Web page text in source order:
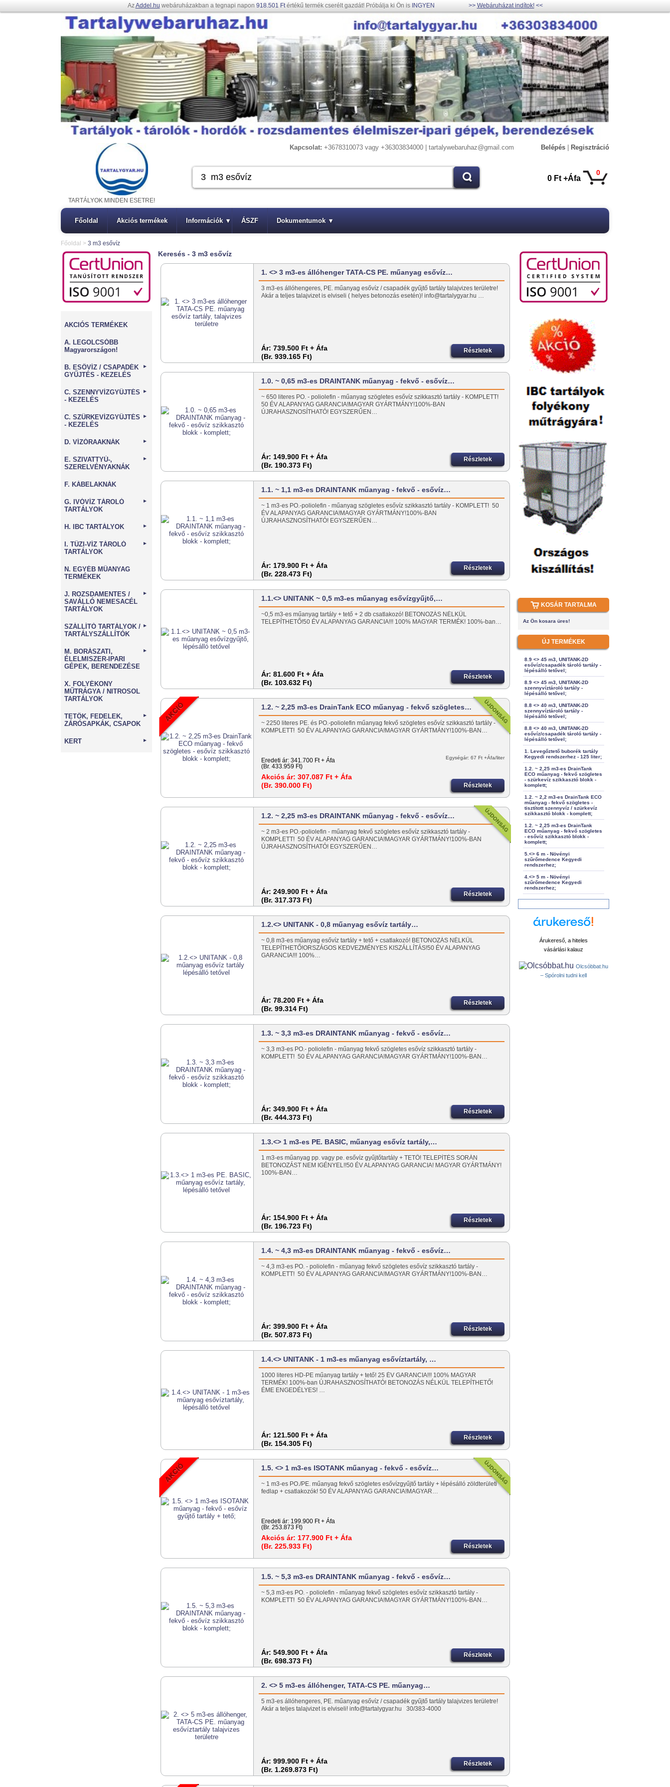
AzAddel.hu webáruházakban a tegnapi napon 918.501 Ftértékű termék cserélt gazdát! Próbálja ki Ön is INGYEN >> Webáruházat indítok!<<
Kapcsolat: +3678310073 vagy +36303834000 | tartalywebaruhaz@gmail.com Belépés Regisztráció
0
0 Ft +Áfa
TARTÁLYOK MINDEN ESETRE!
Főoldal Akciós termékek Információk ▾ ÁSZF Dokumentumok ▾
Főoldal > 3 m3 esővíz
AKCIÓS TERMÉKEK
A. LEGOLCSÓBB
Magyarországon!
B. ESŐVÍZ / CSAPADÉK
GYŰJTÉS - KEZELÉS
►
C. SZENNYVÍZGYŰJTÉS
- KEZELÉS
►
C. SZÜRKEVÍZGYŰJTÉS
- KEZELÉS
►
D. VÍZÓRAAKNÁK ►
E. SZIVATTYÚ-,
SZERELVÉNYAKNÁK
►
F. KÁBELAKNÁK
G. IVÓVÍZ TÁROLÓ
TARTÁLYOK
►
H. IBC TARTÁLYOK ►
I. TŰZI-VÍZ TÁROLÓ
TARTÁLYOK
►
N. EGYÉB MŰANYAG
TERMÉKEK
J. ROZSDAMENTES /
SAVÁLLÓ NEMESACÉL
TARTÁLYOK
►
SZÁLLÍTÓ TARTÁLYOK /
TARTÁLYSZÁLLÍTÓK
►
M. BORÁSZATI,
ÉLELMISZER-IPARI
GÉPEK, BERENDEZÉSE
►
X. FOLYÉKONY
MŰTRÁGYA / NITROSOL
TARTÁLYOK
TETŐK, FEDELEK,
ZÁRÓSAPKÁK, CSAPOK
►
KERT ►
Keresés - 3 m3 esővíz
1. <> 3 m3-es állóhenger TATA-CS PE. műanyag esővíz…
3 m3-es állóhengeres, PE. műanyag esővíz / csapadék gyűjtő tartály talajvizes területre!
Akár a teljes talajvizet is elviseli ( helyes betonozás esetén)! info@tartalygyar.hu …
Ár: 739.500 Ft + Áfa
(Br. 939.165 Ft)
Részletek
1.0. ~ 0,65 m3-es DRAINTANK műanyag - fekvő - esővíz…
~ 650 literes PO. - poliolefin - műanyag szögletes esővíz szikkasztó tartály - KOMPLETT!
50 ÉV ALAPANYAG GARANCIA!MAGYAR GYÁRTMÁNY!100%-BAN
ÚJRAHASZNOSÍTHATÓ! EGYSZERŰEN…
Ár: 149.900 Ft + Áfa
(Br. 190.373 Ft)
Részletek
1.1. ~ 1,1 m3-es DRAINTANK műanyag - fekvő - esővíz…
~ 1 m3-es PO.-poliolefin - műanyag szögletes esővíz szikkasztó tartály - KOMPLETT! 50
ÉV ALAPANYAG GARANCIA!MAGYAR GYÁRTMÁNY!100%-BAN
ÚJRAHASZNOSÍTHATÓ! EGYSZERŰEN…
Ár: 179.900 Ft + Áfa
(Br. 228.473 Ft)
Részletek
1.1.<> UNITANK ~ 0,5 m3-es műanyag esővízgyűjtő,…
~0,5 m3-es műanyag tartály + tető + 2 db csatlakozó! BETONOZÁS NÉLKÜL
TELEPÍTHETŐ!50 ÉV ALAPANYAG GARANCIA!!! 100% MAGYAR TERMÉK! 100%-ban…
Ár: 81.600 Ft + Áfa
(Br. 103.632 Ft)
Részletek
1.2. ~ 2,25 m3-es DrainTank ECO műanyag - fekvő szögletes…
~ 2250 literes PE. és PO.-poliolefin műanyag fekvő szögletes esővíz szikkasztó tartály -
KOMPLETT! 50 ÉV ALAPANYAG GARANCIA!MAGYAR GYÁRTMÁNY!100%-BAN…
Eredeti ár: 341.700 Ft + Áfa
(Br. 433.959 Ft)
Akciós ár: 307.087 Ft + Áfa
(Br. 390.000 Ft)
Egységár: 67 Ft +Áfa/liter
Részletek
1.2. ~ 2,25 m3-es DRAINTANK műanyag - fekvő - esővíz…
~ 2 m3-es PO.-poliolefin - műanyag fekvő szögletes esővíz szikkasztó tartály -
KOMPLETT! 50 ÉV ALAPANYAG GARANCIA!MAGYAR GYÁRTMÁNY!100%-BAN
ÚJRAHASZNOSÍTHATÓ! EGYSZERŰEN…
Ár: 249.900 Ft + Áfa
(Br. 317.373 Ft)
Részletek
1.2.<> UNITANK - 0,8 műanyag esővíz tartály…
~ 0,8 m3-es műanyag esővíz tartály + tető + csatlakozó! BETONOZÁS NÉLKÜL
TELEPÍTHETŐ!ORSZÁGOS KEDVEZMÉNYES KISZÁLLÍTÁS!50 ÉV ALAPANYAG
GARANCIA!!! 100%…
Ár: 78.200 Ft + Áfa
(Br. 99.314 Ft)
Részletek
1.3. ~ 3,3 m3-es DRAINTANK műanyag - fekvő - esővíz…
~ 3,3 m3-es PO.- poliolefin - műanyag fekvő szögletes esővíz szikkasztó tartály -
KOMPLETT! 50 ÉV ALAPANYAG GARANCIA!MAGYAR GYÁRTMÁNY!100%-BAN…
Ár: 349.900 Ft + Áfa
(Br. 444.373 Ft)
Részletek
1.3.<> 1 m3-es PE. BASIC, műanyag esővíz tartály,…
1 m3-es műanyag pp. vagy pe. esővíz gyűjtőtartály + TETŐ! TELEPÍTÉS SORÁN
BETONOZÁST NEM IGÉNYEL!!50 ÉV ALAPANYAG GARANCIA! MAGYAR GYÁRTMÁNY!
100%-BAN…
Ár: 154.900 Ft + Áfa
(Br. 196.723 Ft)
Részletek
1.4. ~ 4,3 m3-es DRAINTANK műanyag - fekvő - esővíz…
~ 4,3 m3-es PO. - poliolefin - műanyag fekvő szögletes esővíz szikkasztó tartály -
KOMPLETT! 50 ÉV ALAPANYAG GARANCIA!MAGYAR GYÁRTMÁNY!100%-BAN…
Ár: 399.900 Ft + Áfa
(Br. 507.873 Ft)
Részletek
1.4.<> UNITANK - 1 m3-es műanyag esővíztartály, …
1000 literes HD-PE műanyag tartály + tető! 25 ÉV GARANCIA!!! 100% MAGYAR
TERMÉK! 100%-ban ÚJRAHASZNOSÍTHATÓ! BETONOZÁS NÉLKÜL TELEPÍTHETŐ!
ÉME ENGEDÉLYES! …
Ár: 121.500 Ft + Áfa
(Br. 154.305 Ft)
Részletek
1.5. <> 1 m3-es ISOTANK műanyag - fekvő - esővíz…
~ 1 m3-es PO./PE. műanyag fekvő szögletes esővízgyűjtő tartály + lépésálló zöldterületi
fedlap + csatlakozók! 50 ÉV ALAPANYAG GARANCIA!MAGYAR…
Eredeti ár: 199.900 Ft + Áfa
(Br. 253.873 Ft)
Akciós ár: 177.900 Ft + Áfa
(Br. 225.933 Ft)
Részletek
1.5. ~ 5,3 m3-es DRAINTANK műanyag - fekvő - esővíz…
~ 5,3 m3-es PO. - poliolefin - műanyag fekvő szögletes esővíz szikkasztó tartály -
KOMPLETT! 50 ÉV ALAPANYAG GARANCIA!MAGYAR GYÁRTMÁNY!100%-BAN…
Ár: 549.900 Ft + Áfa
(Br. 698.373 Ft)
Részletek
2. <> 5 m3-es állóhenger, TATA-CS PE. műanyag…
5 m3-es állóhengeres, PE. műanyag esővíz / csapadék gyűjtő tartály talajvizes területre!
Akár a teljes talajvizet is elviseli! info@tartalygyar.hu 30/383-4000
Ár: 999.900 Ft + Áfa
(Br. 1.269.873 Ft)
Részletek
KOSÁR TARTALMA
Az Ön kosara üres!
ÚJ TERMÉKEK
8.9 <> 45 m3, UNITANK-2D
esővíz/csapadék tároló tartály -
lépésálló tetővel;
8.9 <> 45 m3, UNITANK-2D
szennyvíztároló tartály -
lépésálló tetővel;
8.8 <> 40 m3, UNITANK-2D
szennyvíztároló tartály -
lépésálló tetővel;
8.8 <> 40 m3, UNITANK-2D
esővíz/csapadék tároló tartály -
lépésálló tetővel;
1. Levegőztető buborék tartály
Kegyedi rendszerhez - 125 liter;
1.2. ~ 2,25 m3-es DrainTank
ECO műanyag - fekvő szögletes
- szürkevíz szikkasztó blokk -
komplett;
1.2. ~ 2,2 m3-es DrainTank ECO
műanyag - fekvő szögletes -
tisztított szennyvíz / szürkevíz
szikkasztó blokk - komplett;
1.2. ~ 2,25 m3-es DrainTank
ECO műanyag - fekvő szögletes
- esővíz szikkasztó blokk -
komplett;
5.<> 6 m - Növényi
szűrőmedence Kegyedi
rendszerhez;
4.<> 5 m - Növényi
szűrőmedence Kegyedi
rendszerhez;
Árukereső, a hiteles
vásárlási kalauz
Olcsóbbat.hu
– Spórolni tudni kell